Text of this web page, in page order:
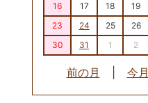
16
17 18 19
23
24 25 26
30
31 1 2
前の月 今月